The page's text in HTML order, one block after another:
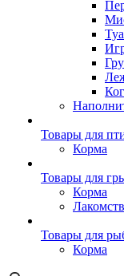
Товары для
Корма
Товары для
Корма
Товары для
Корма